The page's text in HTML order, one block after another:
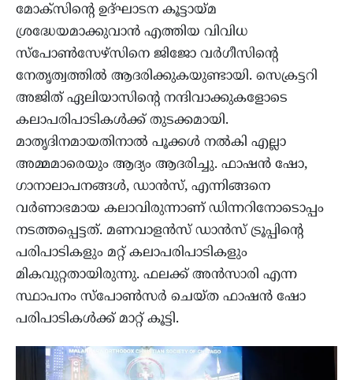
മോക്‌സിന്റെ ഉദ്ഘാടന കൂട്ടായ്മ
ശ്രദ്ധേയമാക്കുവാന്‍ എത്തിയ വിവിധ
സ്‌പോണ്‍സേഴ്‌സിനെ ജിജോ വര്‍ഗീസിന്റെ
നേതൃത്വത്തില്‍ ആദരിക്കുകയുണ്ടായി. സെക്രട്ടറി
അജിത് ഏലിയാസിന്റെ നന്ദിവാക്കുകളോടെ
കലാപരിപാടികള്‍ക്ക് തുടക്കമായി.
മാതൃദിനമായതിനാല്‍ പൂക്കള്‍ നല്‍കി എല്ലാ
അമ്മമാരെയും ആദ്യം ആദരിച്ചു. ഫാഷന്‍ ഷോ,
ഗാനാലാപനങ്ങള്‍, ഡാന്‍സ്, എന്നിങ്ങനെ
വര്‍ണാഭമായ കലാവിരുന്നാണ് ഡിന്നറിനോടൊപ്പം
നടത്തപ്പെട്ടത്. മണവാളന്‍സ് ഡാന്‍സ് ട്രൂപ്പിന്റെ
പരിപാടികളും മറ്റ് കലാപരിപാടികളും
മികവുറ്റതായിരുന്നു. ഫലക്ക് അന്‍സാരി എന്ന
സ്ഥാപനം സ്‌പോണ്‍സര്‍ ചെയ്ത ഫാഷന്‍ ഷോ
പരിപാടികള്‍ക്ക് മാറ്റ് കൂട്ടി.